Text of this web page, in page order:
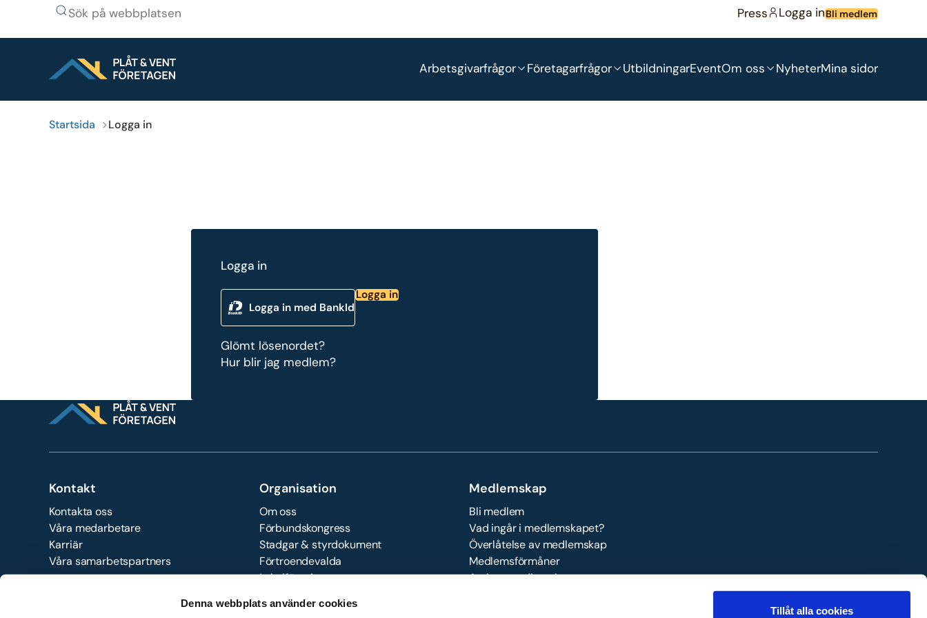
Denna webbplats använder cookies
Tillåt alla cookies
Sök på webbplatsen Press Logga inBli medlem
Arbetsgivarfrågor Företagarfrågor UtbildningarEventOm oss NyheterMina sidor
Startsida Logga in
Logga in
Logga in med BankId
Logga in
Glömt lösenordet?
Hur blir jag medlem?
Kontakt
Kontakta oss
Våra medarbetare
Karriär
Våra samarbetspartners
Organisation
Om oss
Förbundskongress
Stadgar & styrdokument
Förtroendevalda
Lokalföreningar
Medlemskap
Bli medlem
Vad ingår i medlemskapet?
Överlåtelse av medlemskap
Medlemsförmåner
Avsluta medlemskap
© 2026 Plåt & Ventföretagen. All rights reserved.
Integritetspolicy